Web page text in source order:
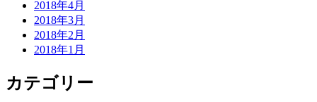
2018年4月
2018年3月
2018年2月
2018年1月
カテゴリー